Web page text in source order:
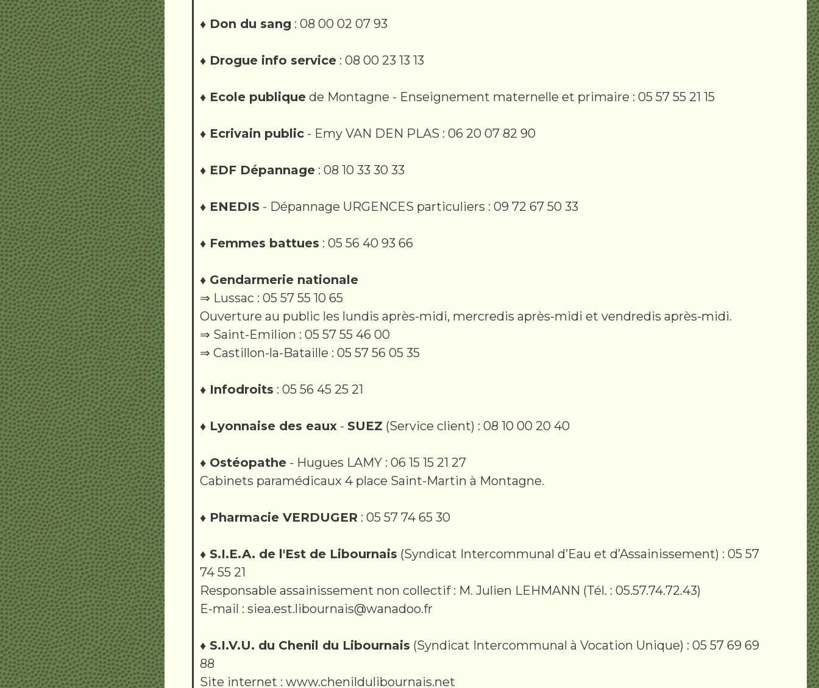
♦ Don du sang : 08 00 02 07 93
♦ Drogue info service : 08 00 23 13 13
♦ Ecole publique de Montagne - Enseignement maternelle et primaire : 05 57 55 21 15
♦ Ecrivain public - Emy VAN DEN PLAS : 06 20 07 82 90
♦ EDF Dépannage : 08 10 33 30 33
♦ ENEDIS - Dépannage URGENCES particuliers : 09 72 67 50 33
♦ Femmes battues : 05 56 40 93 66
♦ Gendarmerie nationale
⇒ Lussac : 05 57 55 10 65
Ouverture au public les lundis après-midi, mercredis après-midi et vendredis après-midi.
⇒ Saint-Emilion : 05 57 55 46 00
⇒ Castillon-la-Bataille : 05 57 56 05 35
♦ Infodroits : 05 56 45 25 21
♦ Lyonnaise des eaux - SUEZ (Service client) : 08 10 00 20 40
♦ Ostéopathe - Hugues LAMY : 06 15 15 21 27
Cabinets paramédicaux 4 place Saint-Martin à Montagne.
♦ Pharmacie VERDUGER : 05 57 74 65 30
♦ S.I.E.A. de l'Est de Libournais (Syndicat Intercommunal d’Eau et d’Assainissement) : 05 57
74 55 21
Responsable assainissement non collectif : M. Julien LEHMANN (Tél. : 05.57.74.72.43)
E-mail : siea.est.libournais@wanadoo.fr
♦ S.I.V.U. du Chenil du Libournais (Syndicat Intercommunal à Vocation Unique) : 05 57 69 69
88
Site internet : www.chenildulibournais.net